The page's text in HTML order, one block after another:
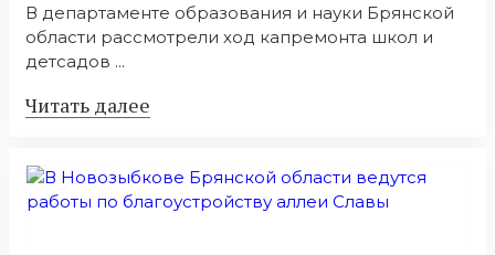
В департаменте образования и науки Брянской
области рассмотрели ход капремонта школ и
детсадов ...
Читать далее